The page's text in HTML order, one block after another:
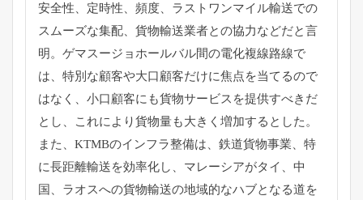
安全性、定時性、頻度、 ラストワンマイル輸送での
スムーズな集配、 貨物輸送業者との協力などだと言
明。 ゲマスージョホールバル間の電化複線路線で
は、 特別な顧客や大口顧客だけに焦点を当てるので
はなく、 小口顧客にも貨物サービスを提供すべきだ
とし、
これにより貨物量も大きく増加するとした。
また、 KTMBのインフラ整備は、鉄道貨物事業、 特
に長距離輸送を効率化し、マレーシアがタイ、中
国、 ラオスへの貨物輸送の地域的なハブとなる道を